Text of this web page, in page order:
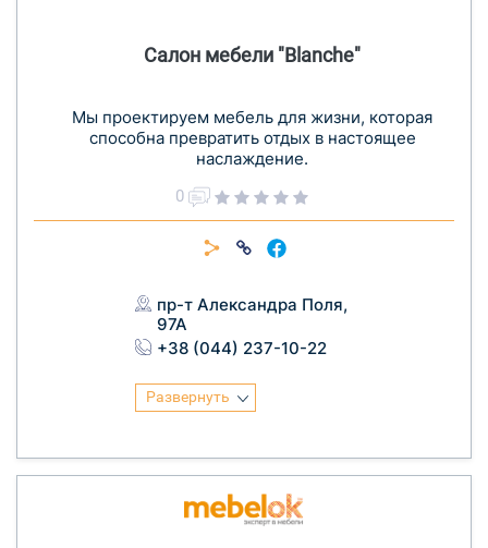
Салон мебели "Blanche"
Мы проектируем мебель для жизни, которая
способна превратить отдых в настоящее
наслаждение.
0
пр-т Александра Поля,
97А
+38 (044) 237-10-22
Развернуть